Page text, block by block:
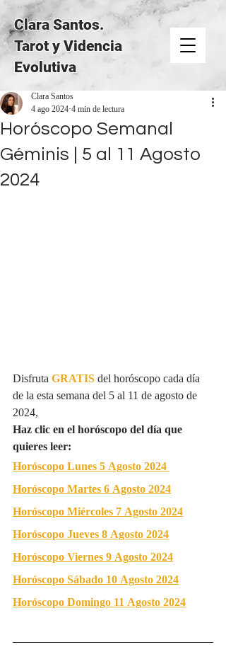
Clara Santos.
Tarot y Videncia
Evolutiva
Horóscopo Semanal
Géminis | 5 al 11 Agosto
2024
Clara Santos
4 ago 20244 min de lectura
Disfruta GRATISdel horóscopo cada día
de la esta semana del 5 al 11 de agosto de
2024,
Haz clic en el horóscopo del día que
quieres leer:
Horóscopo Lunes 5 Agosto 2024
Horóscopo Martes 6 Agosto 2024
Horóscopo Miércoles 7 Agosto 2024
Horóscopo Jueves 8 Agosto 2024
Horóscopo Viernes 9 Agosto 2024
Horóscopo Sábado 10 Agosto 2024
Horóscopo Domingo 11 Agosto 2024